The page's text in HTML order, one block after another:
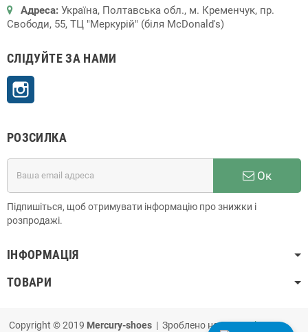
Адреса: Україна, Полтавська обл., м. Кременчук, пр.
Свободи, 55, ТЦ "Меркурій" (біля McDonald's)
СЛІДУЙТЕ ЗА НАМИ
РОЗСИЛКА
Ок
Підпишіться, щоб отримувати інформацію про знижки і
розпродажі.
ІНФОРМАЦІЯ
ТОВАРИ
Copyright © 2019 Mercury-shoes | Зроблено наPrestaShop